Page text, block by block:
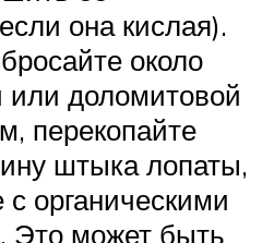
она кислая).
около
или доломитовой
перекопайте
штыка лопаты,
органическими
Это может быть